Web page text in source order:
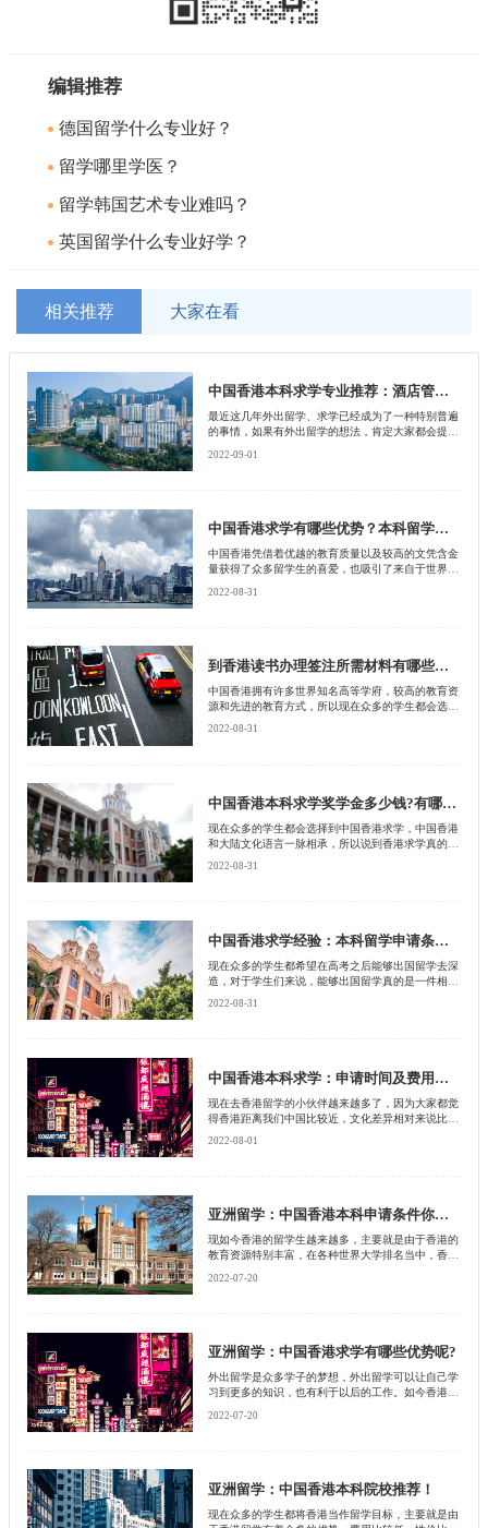
编辑推荐
德国留学什么专业好？
留学哪里学医？
留学韩国艺术专业难吗？
英国留学什么专业好学？
相关推荐 大家在看
中国香港本科求学专业推荐：酒店管理与旅游专业
最近这几年外出留学、求学已经成为了一种特别普遍
的事情，如果有外出留学的想法，肯定大家都会提前
家详细介绍一下香港本科求学专业——酒店管理与旅
游专业。
2022-09-01
中国香港求学有哪些优势？本科留学面试有哪些注意事项？
中国香港凭借着优越的教育质量以及较高的文凭含金
量获得了众多留学生的喜爱，也吸引了来自于世界各
多，有很多中国学生都将中国香港作为求学目标。然
2022-08-31
到香港读书办理签注所需材料有哪些？求学期间有哪些注意事项?
中国香港拥有许多世界知名高等学府，较高的教育资
源和先进的教育方式，所以现在众多的学生都会选择
有哪些，在香港有哪些注意事项？
2022-08-31
中国香港本科求学奖学金多少钱?有哪些院校值得推荐?
现在众多的学生都会选择到中国香港求学，中国香港
和大陆文化语言一脉相承，所以说到香港求学真的是
2022-08-31
中国香港求学经验：本科留学申请条件及准备材料是什么？
现在众多的学生都希望在高考之后能够出国留学去深
造，对于学生们来说，能够出国留学真的是一件相当
材料，准备哪些中国香港本科申请条件。
2022-08-31
中国香港本科求学：申请时间及费用你了解么？
现在去香港留学的小伙伴越来越多了，因为大家都觉
得香港距离我们中国比较近，文化差异相对来说比较
2022-08-01
亚洲留学：中国香港本科申请条件你知道么？
现如今香港的留学生越来越多，主要就是由于香港的
教育资源特别丰富，在各种世界大学排名当中，香港
北京启德留学机构就为大家详细介绍一下，香港本科
留学申请条件是什么?
2022-07-20
亚洲留学：中国香港求学有哪些优势呢?
外出留学是众多学子的梦想，外出留学可以让自己学
习到更多的知识，也有利于以后的工作。如今香港也
香港去读本科，那么接下来北京启德留学机构就为大
2022-07-20
亚洲留学：中国香港本科院校推荐！
现在众多的学生都将香港当作留学目标，主要就是由